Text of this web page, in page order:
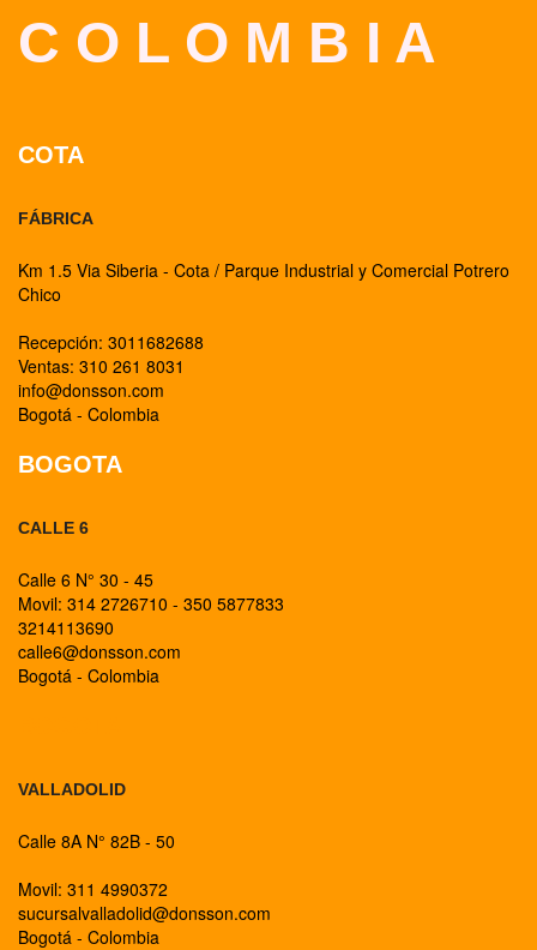
C O L O M B I A
COTA
FÁBRICA
Km 1.5 Via Siberia - Cota / Parque Industrial y Comercial Potrero
Chico
Recepción: 3011682688
Ventas: 310 261 8031
info@donsson.com
Bogotá - Colombia
BOGOTA
CALLE 6
Calle 6 N° 30 - 45
Movil: 314 2726710 - 350 5877833
3214113690
calle6@donsson.com
Bogotá - Colombia
VALLADOLID
Calle 8A N° 82B - 50
Movil: 311 4990372
sucursalvalladolid@donsson.com
Bogotá - Colombia